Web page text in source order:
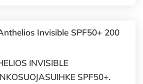
Invisible SPF50+ 200
INVISIBLE
SPF50+.